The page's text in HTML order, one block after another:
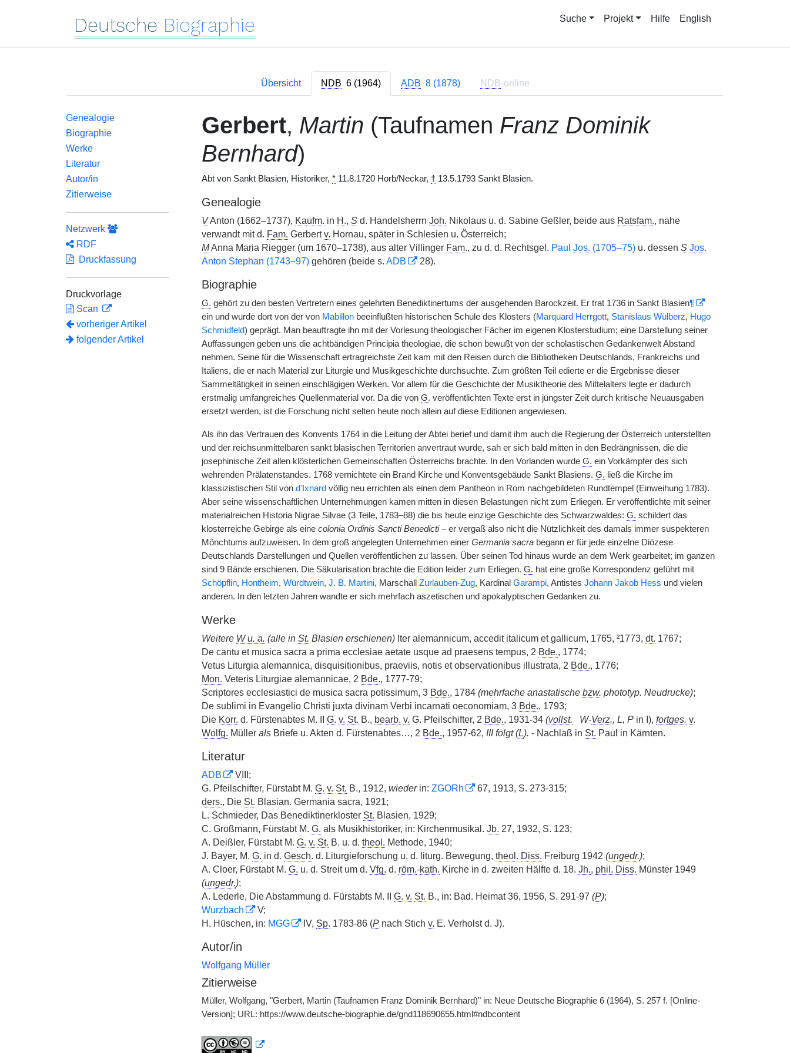
Deutsche Biographie Suche Projekt Hilfe English
Übersicht NDB 6 (1964) ADB 8 (1878) NDB-online
Genealogie
Biographie
Werke
Literatur
Autor/in
Zitierweise
Netzwerk
RDF
Druckfassung
Druckvorlage
Scan
vorheriger Artikel
folgender Artikel
Gerbert, Martin (Taufnamen Franz Dominik
Bernhard)
Abt von Sankt Blasien, Historiker, *11.8.1720 Horb/Neckar, †13.5.1793 Sankt Blasien.
Genealogie
VAnton (1662–1737), Kaufm. in H., Sd. Handelsherrn Joh. Nikolaus u. d. Sabine Geßler, beide aus Ratsfam., nahe
verwandt mit d. Fam. Gerbertv. Hornau, später in Schlesien u. Österreich;
MAnna Maria Riegger (um 1670–1738), aus alter Villinger Fam., zu d. d. Rechtsgel. Paul Jos. (1705–75)u. dessen S Jos.
Anton Stephan (1743–97)gehören (beide s. ADB 28).
Biographie
G. gehört zu den besten Vertretern eines gelehrten Benediktinertums der ausgehenden Barockzeit. Er trat 1736 in Sankt Blasien¶
ein und wurde dort von der von Mabillonbeeinflußten historischen Schule des Klosters (Marquard Herrgott, Stanislaus Wülberz, Hugo
Schmidfeld) geprägt. Man beauftragte ihn mit der Vorlesung theologischer Fächer im eigenen Klosterstudium; eine Darstellung seiner
Auffassungen geben uns die achtbändigen Principia theologiae, die schon bewußt von der scholastischen Gedankenwelt Abstand
nehmen. Seine für die Wissenschaft ertragreichste Zeit kam mit den Reisen durch die Bibliotheken Deutschlands, Frankreichs und
Italiens, die er nach Material zur Liturgie und Musikgeschichte durchsuchte. Zum größten Teil edierte er die Ergebnisse dieser
Sammeltätigkeit in seinen einschlägigen Werken. Vor allem für die Geschichte der Musiktheorie des Mittelalters legte er dadurch
erstmalig umfangreiches Quellenmaterial vor. Da die von G. veröffentlichten Texte erst in jüngster Zeit durch kritische Neuausgaben
ersetzt werden, ist die Forschung nicht selten heute noch allein auf diese Editionen angewiesen.
Als ihn das Vertrauen des Konvents 1764 in die Leitung der Abtei berief und damit ihm auch die Regierung der Österreich unterstellten
und der reichsunmittelbaren sankt blasischen Territorien anvertraut wurde, sah er sich bald mitten in den Bedrängnissen, die die
josephinische Zeit allen klösterlichen Gemeinschaften Österreichs brachte. In den Vorlanden wurde G. ein Vorkämpfer des sich
wehrenden Prälatenstandes. 1768 vernichtete ein Brand Kirche und Konventsgebäude Sankt Blasiens. G. ließ die Kirche im
klassizistischen Stil von d'Ixnard völlig neu errichten als einen dem Pantheon in Rom nachgebildeten Rundtempel (Einweihung 1783).
Aber seine wissenschaftlichen Unternehmungen kamen mitten in diesen Belastungen nicht zum Erliegen. Er veröffentlichte mit seiner
materialreichen Historia Nigrae Silvae (3 Teile, 1783–88) die bis heute einzige Geschichte des Schwarzwaldes: G. schildert das
klosterreiche Gebirge als eine colonia Ordinis Sancti Benedicti– er vergaß also nicht die Nützlichkeit des damals immer suspekteren
Mönchtums aufzuweisen. In dem groß angelegten Unternehmen einer Germania sacrabegann er für jede einzelne Diözese
Deutschlands Darstellungen und Quellen veröffentlichen zu lassen. Über seinen Tod hinaus wurde an dem Werk gearbeitet; im ganzen
sind 9 Bände erschienen. Die Säkularisation brachte die Edition leider zum Erliegen. G. hat eine große Korrespondenz geführt mit
Schöpflin, Hontheim, Würdtwein, J. B. Martini, Marschall Zurlauben-Zug, Kardinal Garampi, Antistes Johann Jakob Hess und vielen
anderen. In den letzten Jahren wandte er sich mehrfach aszetischen und apokalyptischen Gedanken zu.
Werke
Weitere W u. a. (alle in St. Blasien erschienen)Iter alemannicum, accedit italicum et gallicum, 1765, ²1773, dt. 1767;
De cantu et musica sacra a prima ecclesiae aetate usque ad praesens tempus, 2 Bde., 1774;
Vetus Liturgia alemannica, disquisitionibus, praeviis, notis et observationibus illustrata, 2 Bde., 1776;
Mon. Veteris Liturgiae alemannicae, 2 Bde., 1777-79;
Scriptores ecclesiastici de musica sacra potissimum, 3 Bde., 1784 (mehrfache anastatische bzw. phototyp. Neudrucke);
De sublimi in Evangelio Christi juxta divinam Verbi incarnati oeconomiam, 3 Bde., 1793;
Die Korr. d. Fürstenabtes M. II G. v. St. B., bearb. v. G. Pfeilschifter, 2 Bde., 1931-34 (vollst. W-Verz., L, Pin I), fortges. v.
Wolfg. Müller alsBriefe u. Akten d. Fürstenabtes…, 2 Bde., 1957-62, III folgt (L). - Nachlaß in St. Paul in Kärnten.
Literatur
ADB
VIII;
G. Pfeilschifter, Fürstabt M. G. v. St. B., 1912, wiederin: ZGORh
67, 1913, S. 273-315;
ders., Die St. Blasian. Germania sacra, 1921;
L. Schmieder, Das Benediktinerkloster St. Blasien, 1929;
C. Großmann, Fürstabt M. G. als Musikhistoriker, in: Kirchenmusikal. Jb. 27, 1932, S. 123;
A. Deißler, Fürstabt M. G. v. St. B. u. d. theol. Methode, 1940;
J. Bayer, M. G. in d. Gesch. d. Liturgieforschung u. d. liturg. Bewegung, theol. Diss. Freiburg 1942 (ungedr.);
A. Cloer, Fürstabt M. G. u. d. Streit um d. Vfg. d. röm.-kath. Kirche in d. zweiten Hälfte d. 18. Jh., phil. Diss. Münster 1949
(ungedr.);
A. Lederle, Die Abstammung d. Fürstabts M. II G. v. St. B., in: Bad. Heimat 36, 1956, S. 291-97 (P);
Wurzbach
V;
H. Hüschen, in: MGG IV, Sp. 1783-86 (Pnach Stich v. E. Verholst d. J).
Autor/in
Wolfgang Müller
Zitierweise
Müller, Wolfgang, "Gerbert, Martin (Taufnamen Franz Dominik Bernhard)" in: Neue Deutsche Biographie 6 (1964), S. 257 f. [Online-
Version]; URL: https://www.deutsche-biographie.de/gnd118690655.html#ndbcontent